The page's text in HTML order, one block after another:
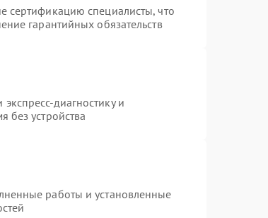
сертификацию специалисты, что
гарантийных обязательств
диагностику и
без устройства
работы и установленные